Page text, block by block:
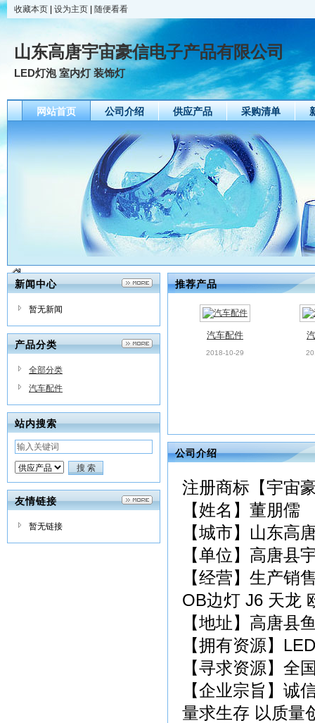
收藏本页 设为主页 随便看看
山东高唐宇宙豪信电子产品有限公司
LED灯泡 室内灯 装饰灯
网站首页 公司介绍 供应产品 采购清单
新闻中心
暂无新闻
产品分类
全部分类
汽车配件
站内搜索
友情链接
暂无链接
推荐产品
汽车配件
2018-10-29
汽车配件
2018-10-29
公司介绍
注册商标【宇宙
【姓名】董朋儒
【城市】山东高
【单位】高唐县
【经营】生产销
OB边灯 J6 天龙
【地址】高唐县
【拥有资源】
【寻求资源】全
【企业宗旨】诚
量求生存 以质量